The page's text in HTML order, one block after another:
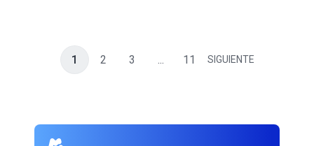
1 2 3 ... 11 SIGUIENTE